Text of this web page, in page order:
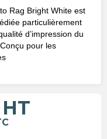
Rag Bright White est
particulièrement
d’impression du
pour les
HT